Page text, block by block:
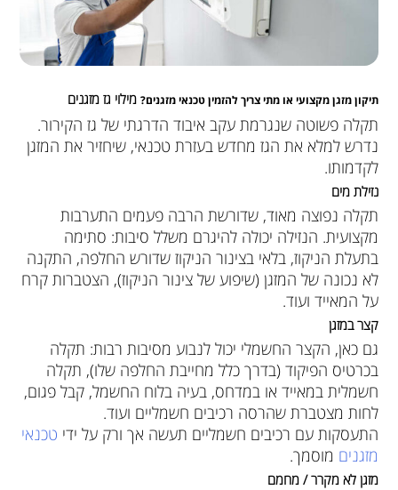
תיקון מזגן מקצועי או מתי צריך להזמין טכנאי מזגנים? מילוי גז מזגנים
תקלה פשוטה שנגרמת עקב איבוד הדרגתי של גז הקירור.
נדרש למלא את הגז מחדש בעזרת טכנאי, שיחזיר את המזגן
לקדמותו.
נזילת מים
תקלה נפוצה מאוד, שדורשת הרבה פעמים התערבות
מקצועית. הנזילה יכולה להיגרם משלל סיבות: סתימה
בתעלת הניקוז, בלאי בצינור הניקוז שדורש החלפה, התקנה
לא נכונה של המזגן (שיפוע של צינור הניקוז), הצטברות קרח
על המאייד ועוד.
קצר במזגן
גם כאן, הקצר החשמלי יכול לנבוע מסיבות רבות: תקלה
בכרטיס הפיקוד (בדרך כלל מחייבת החלפה שלו), תקלה
חשמלית במאייד או במדחס, בעיה בלוח החשמל, קבל פגום,
לחות מצטברת שהרסה רכיבים חשמליים ועוד.
התעסקות עם רכיבים חשמליים תעשה אך ורק על ידי טכנאי
מזגנים מוסמך.
מזגן לא מקרר / מחמם